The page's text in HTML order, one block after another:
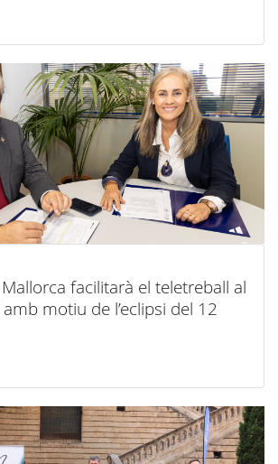
facilitarà el teletreball al
motiu de l’eclipsi del 12